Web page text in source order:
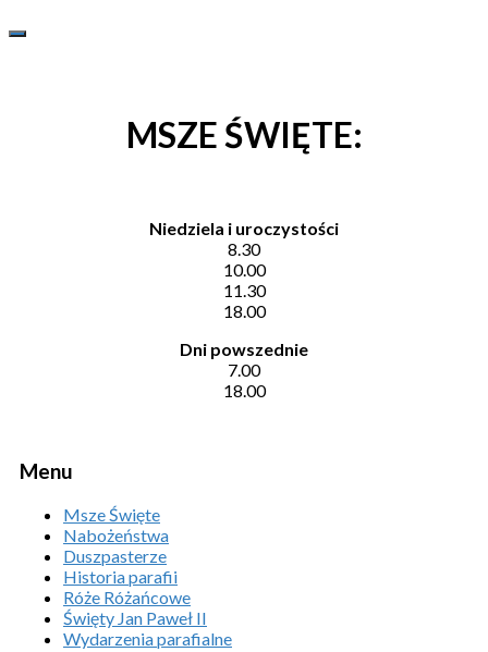
MSZE ŚWIĘTE:
Niedziela i uroczystości
8.30
10.00
11.30
18.00
Dni powszednie
7.00
18.00
Menu
Msze Święte
Nabożeństwa
Duszpasterze
Historia parafii
Róże Różańcowe
Święty Jan Paweł II
Wydarzenia parafialne